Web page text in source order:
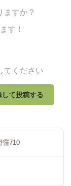
ますか？
す！
てください
して投稿する
窪710